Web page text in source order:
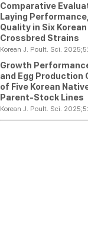
Comparative
Laying
Quality in Six
Crossbred Strains
Korean J. Poult. Sci.
Growth
and Egg
of Five Korean
Parent-Stock Lines
Korean J. Poult. Sci.